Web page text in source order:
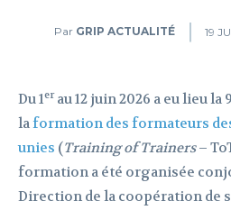
Par GRIP ACTUALITÉ 19
Du 1erau 12 juin 2026 a eu lieu la 9
laformation des formateurs
unies (Training of Trainers–
formation a été organisée
Direction de la coopération de